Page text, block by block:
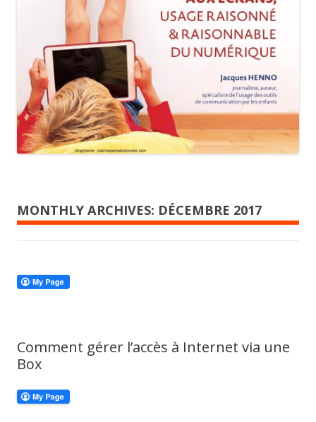
MONTHLY ARCHIVES: DÉCEMBRE 2017
Comment gérer l’accès à Internet via une
Box